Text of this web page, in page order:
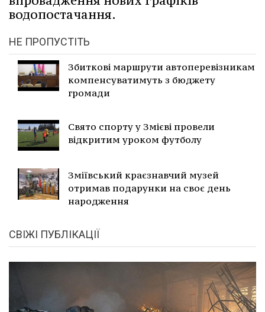
водопостачання.
НЕ ПРОПУСТІТЬ
Збиткові маршрути автоперевізникам
компенсуватимуть з бюджету
громади
Свято спорту у Змієві провели
відкритим уроком футболу
Зміївський краєзнавчий музей
отримав подарунки на своє день
народження
СВІЖІ ПУБЛІКАЦІЇ